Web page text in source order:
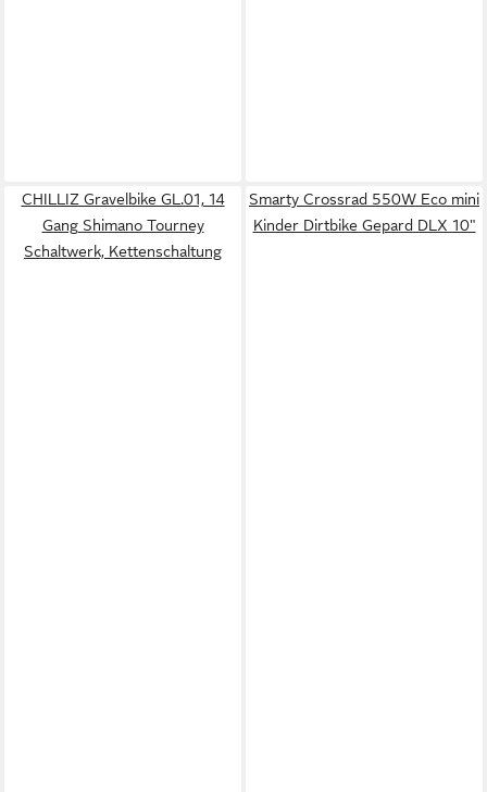
CHILLIZ Gravelbike GL.01, 14
Gang Shimano Tourney
Schaltwerk, Kettenschaltung
Smarty Crossrad 550W Eco mini
Kinder Dirtbike Gepard DLX 10"